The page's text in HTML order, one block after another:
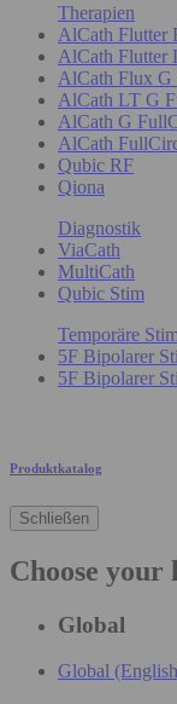
Therapien
AlCath Flutter
AlCath Flutter
AlCath Flux G
AlCath LT G
AlCath G
AlCath
Qubic RF
Qiona
Diagnostik
ViaCath
MultiCath
Qubic Stim
Temporäre
5F Bipolarer
5F Bipolarer
Produktkatalog
Schließen
Choose your
Global
Global